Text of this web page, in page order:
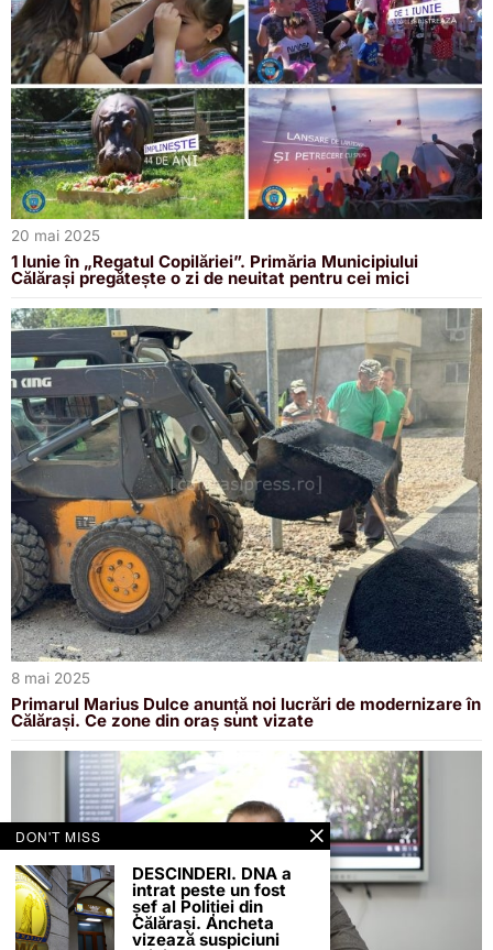
20 mai 2025
1 Iunie în „Regatul Copilăriei”. Primăria Municipiului
Călărași pregătește o zi de neuitat pentru cei mici
8 mai 2025
Primarul Marius Dulce anunță noi lucrări de modernizare în
Călărași. Ce zone din oraș sunt vizate
DON'T MISS
DESCINDERI. DNA a
intrat peste un fost
șef al Poliției din
Călărași. Ancheta
vizează suspiciuni